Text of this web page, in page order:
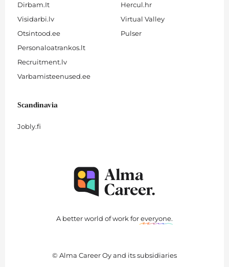
Dirbam.It
Visidarbi.lv
Otsintood.ee
Personaloatrankos.lt
Recruitment.lv
Varbamisteenused.ee
Hercul.hr
Virtual Valley
Pulser
Scandinavia
Jobly.fi
A better world of work foreveryone.
© Alma Career Oy and its subsidiaries